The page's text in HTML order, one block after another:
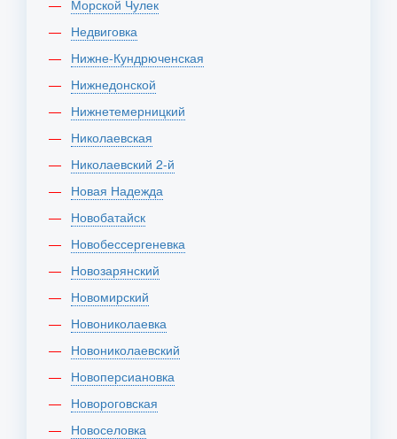
Морской Чулек
Недвиговка
Нижне-Кундрюченская
Нижнедонской
Нижнетемерницкий
Николаевская
Николаевский 2-й
Новая Надежда
Новобатайск
Новобессергеневка
Новозарянский
Новомирский
Новониколаевка
Новониколаевский
Новоперсиановка
Новороговская
Новоселовка